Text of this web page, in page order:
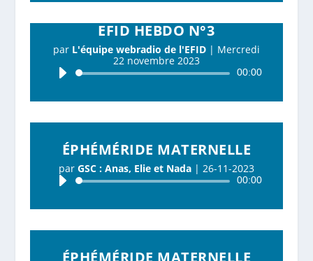
EFID HEBDO N°3
par L'équipe webradio de l'EFID| Mercredi
22 novembre 2023
Lecteur
00:00
ÉPHÉMÉRIDE MATERNELLE
par GSC : Anas, Elie et Nada| 26-11-2023
Lecteur
00:00